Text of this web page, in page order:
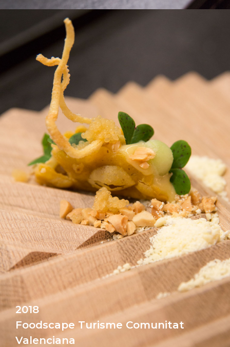
2018
Foodscape Turisme Comunitat
Valenciana